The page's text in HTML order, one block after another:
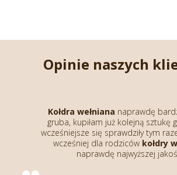
Opinie naszych
Kołdra wełniana naprawdę
gruba, kupiłam już kolejną sztukę
wcześniejsze się sprawdziły tym
wcześniej dla rodziców kołdry
naprawdę najwyższej